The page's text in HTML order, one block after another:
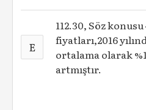
E
112.30, Söz
fiyatları,2016
ortalama olarak
artmıştır.